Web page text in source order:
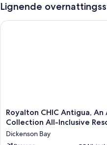
Lignende
Royalton
CHIC
An
Royalton CHIC Antigua,
Collection All-Inclusive
Dickenson Bay
Royalton CHIC Antigua, An